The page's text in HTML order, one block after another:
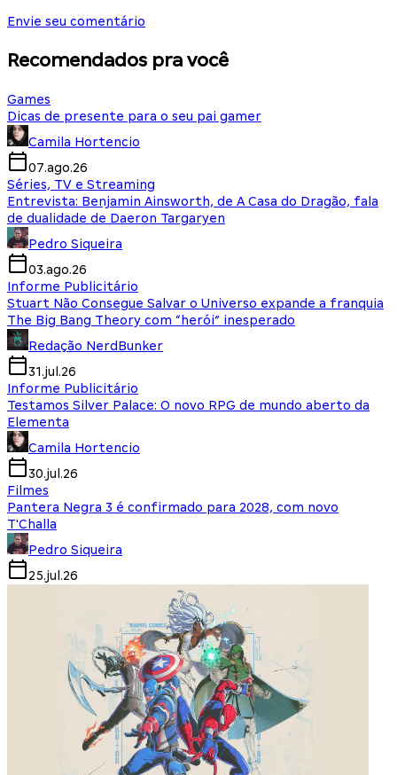
Envie seu comentário
Recomendados pra você
Games
Dicas de presente para o seu pai gamer
Camila Hortencio
07.ago.26
Séries, TV e Streaming
Entrevista: Benjamin Ainsworth, de A Casa do Dragão, fala
de dualidade de Daeron Targaryen
Pedro Siqueira
03.ago.26
Informe Publicitário
Stuart Não Consegue Salvar o Universo expande a franquia
The Big Bang Theory com “herói” inesperado
Redação NerdBunker
31.jul.26
Informe Publicitário
Testamos Silver Palace: O novo RPG de mundo aberto da
Elementa
Camila Hortencio
30.jul.26
Filmes
Pantera Negra 3 é confirmado para 2028, com novo
T'Challa
Pedro Siqueira
25.jul.26